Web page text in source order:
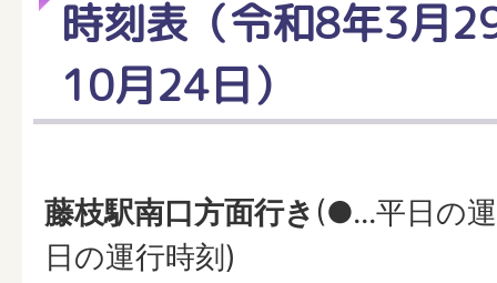
時刻表（令和8年3月
10月24日）
藤枝駅南口方面行き (●...平日の
日の運行時刻)